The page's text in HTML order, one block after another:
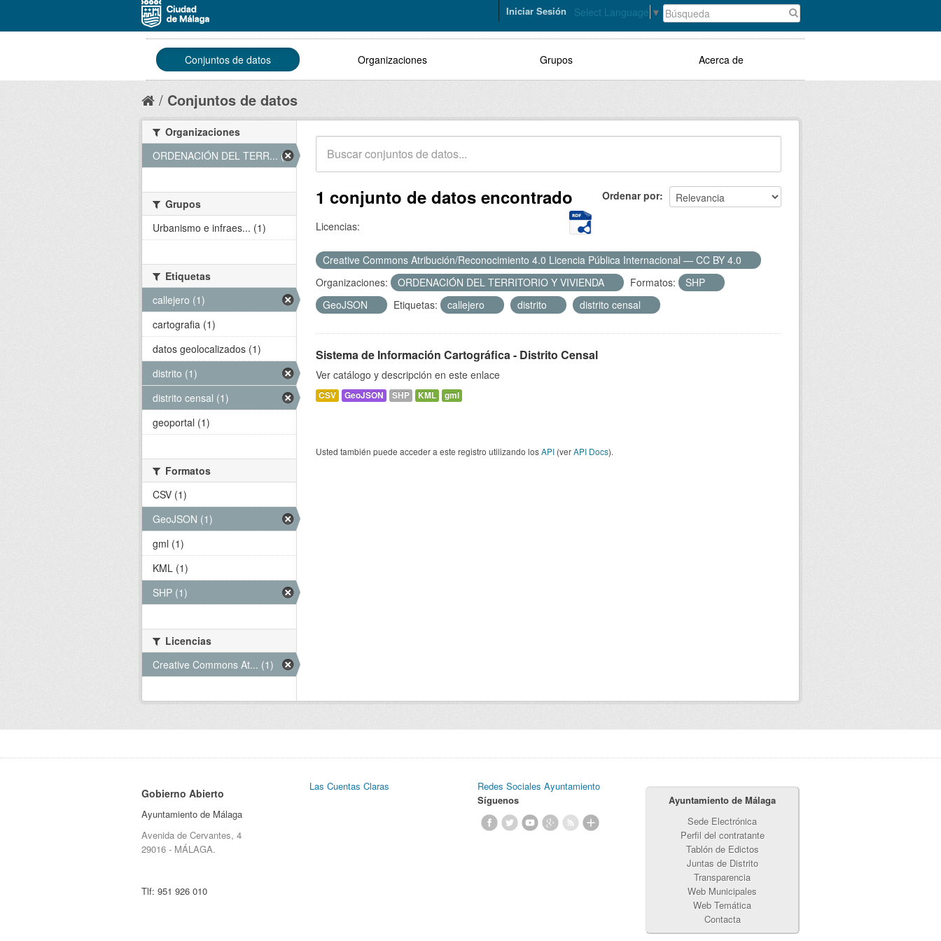
Select Language ▼
Iniciar Sesión
Conjuntos de datos Organizaciones Grupos Acerca de
Conjuntos de datos
Ordenar por
1 conjunto de datos encontrado
Licencias:
Creative Commons Atribución/Reconocimiento 4.0 Licencia Pública Internacional — CC BY 4.0
Organizaciones:
ORDENACIÓN DEL TERRITORIO Y VIVIENDA Formatos:
SHP
GeoJSON
Etiquetas: callejero distrito distrito censal
Sistema de Información Cartográfica - Distrito Censal
Ver catálogo y descripción en este enlace
CSV GeoJSON SHP KML gml
Usted también puede acceder a este registro utilizando losAPI (verAPI Docs).
Organizaciones
ORDENACIÓN DEL TERR... (1)
Grupos
Urbanismo e infraes... (1)
Etiquetas
callejero (1)
cartografia (1)
datos geolocalizados (1)
distrito (1)
distrito censal (1)
geoportal (1)
Formatos
CSV (1)
GeoJSON (1)
gml (1)
KML (1)
SHP (1)
Licencias
Creative Commons At... (1)
Gobierno Abierto
Ayuntamiento de Málaga
Avenida de Cervantes, 4
29016 - MÁLAGA.
Tlf: 951 926 010
Las Cuentas Claras
Redes Sociales Ayuntamiento
Síguenos
Ayuntamiento de Málaga
Sede Electrónica
Perfil del contratante
Tablón de Edictos
Juntas de Distrito
Transparencia
Web Municipales
Web Temática
Contacta